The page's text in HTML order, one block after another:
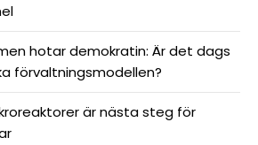
hotar demokratin: Är det dags
förvaltningsmodellen?
är nästa steg för